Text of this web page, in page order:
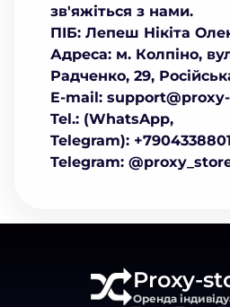
зв'яжіться з нами.
ПІБ: Лепеш Нікіта
Адреса: м. Колпіно,
Радченко, 29,
E-mail:
Tel.: (WhatsApp,
Telegram):
Telegram:
Proxy-
Оренда